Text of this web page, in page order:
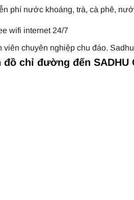
phí nước khoáng, trà, cà phê,
wifi internet 24/7
viên chuyên nghiệp chu đáo.
đồ chỉ đường đến SADHU